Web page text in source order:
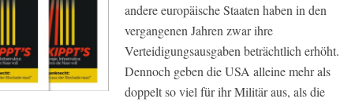
andere europäische Staaten haben in den
vergangenen Jahren zwar ihre
Verteidigungsausgaben beträchtlich erhöht.
Dennoch geben die USA alleine mehr als
doppelt so viel für ihr Militär aus, als die